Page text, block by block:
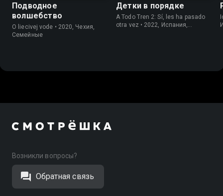
Подводное
волшебство
O liecivej vode • 2020, Чехия,
Семейные
Детки в порядке
A Todo Tren 2: Sí, les ha pasado
otra vez • 2022, Испания,
Возникли вопросы?
Обратная связь